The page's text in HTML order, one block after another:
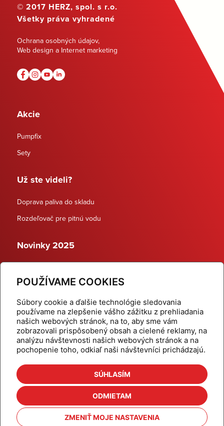
POUŽÍVAME COOKIES
Súbory cookie a ďalšie technológie sledovania
používame na zlepšenie vášho zážitku z prehliadania
našich webových stránok, na to, aby sme vám
zobrazovali prispôsobený obsah a cielené reklamy, na
analýzu návštevnosti našich webových stránok a na
pochopenie toho, odkiaľ naši návštevníci prichádzajú.
SÚHLASÍM
ODMIETAM
ZMENIŤ MOJE NASTAVENIA
© 2017 HERZ, spol. s r.o.
Všetky práva vyhradené
Ochrana osobných údajov,
Web design a Internet marketing
Akcie
Pumpfix
Sety
Už ste videli?
Doprava paliva do skladu
Rozdeľovač pre pitnú vodu
Novinky 2025
Dynamické termostatické ventily
Domov
Produkty
Aktuality
Odber šikovné tipy
Kalkulačky
Cenníky
Na stiahnutie
Referencie
Kontakt